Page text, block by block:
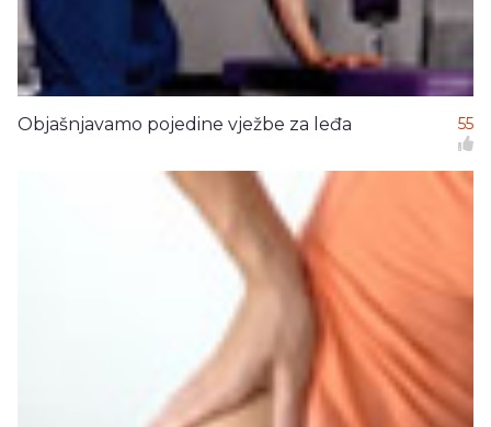
Objašnjavamo pojedine vježbe za leđa 55